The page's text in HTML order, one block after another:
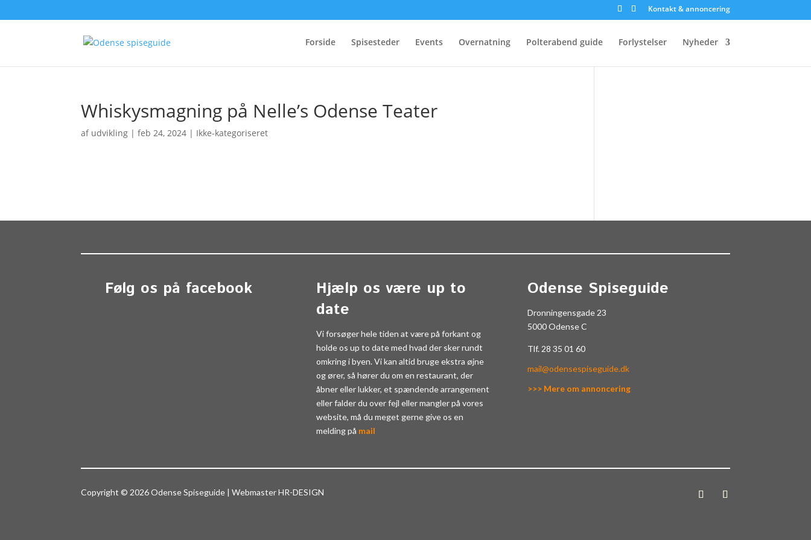
Kontakt & annoncering
Forside Spisesteder Events Overnatning Polterabend guide Forlystelser Nyheder
Whiskysmagning på Nelle’s Odense Teater
af udvikling |feb 24, 2024 | Ikke-kategoriseret
Følg os på facebook
Hjælp os være up to
date
Vi forsøger hele tiden at være på forkant og
holde os up to date med hvad der sker rundt
omkring i byen. Vi kan altid bruge ekstra øjne
og ører, så hører du om en restaurant, der
åbner eller lukker, et spændende arrangement
eller falder du over fejl eller mangler på vores
website, må du meget gerne give os en
melding på mail
Odense Spiseguide
Dronningensgade 23
5000 Odense C
Tlf. 28 35 01 60
mail@odensespiseguide.dk
>>> Mere om annoncering
Copyright © 2026 Odense Spiseguide | Webmaster HR-DESIGN